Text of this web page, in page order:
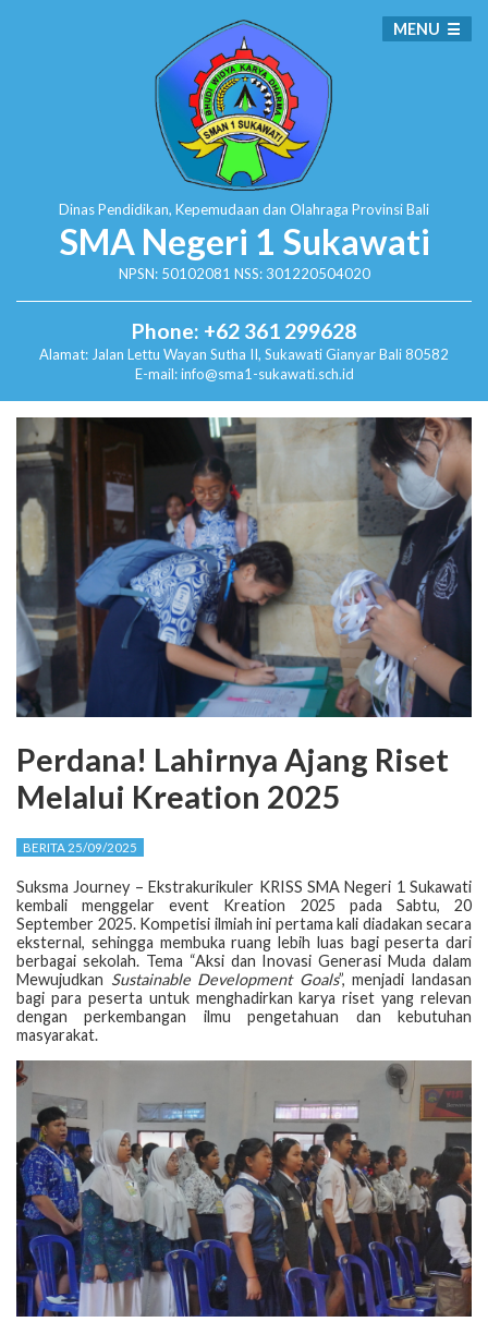
Dinas Pendidikan, Kepemudaan dan Olahraga Provinsi Bali
SMA Negeri 1 Sukawati
NPSN: 50102081 NSS: 301220504020
Phone: +62 361 299628
Alamat: Jalan Lettu Wayan Sutha II, SukawatiGianyar Bali 80582
E-mail: info@sma1-sukawati.sch.id
MENU
Perdana! Lahirnya Ajang Riset
Melalui Kreation 2025
BERITA 25/09/2025
Suksma Journey – Ekstrakurikuler KRISS SMA Negeri 1 Sukawati
kembali menggelar event Kreation 2025 pada Sabtu, 20
September 2025. Kompetisi ilmiah ini pertama kali diadakan secara
eksternal, sehingga membuka ruang lebih luas bagi peserta dari
berbagai sekolah. Tema “Aksi dan Inovasi Generasi Muda dalam
Mewujudkan Sustainable Development Goals”, menjadi landasan
bagi para peserta untuk menghadirkan karya riset yang relevan
dengan perkembangan ilmu pengetahuan dan kebutuhan
masyarakat.